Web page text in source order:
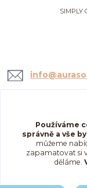
SIMPLY
Používáme
správně a vše
můžeme
zapamatovat si
děláme.